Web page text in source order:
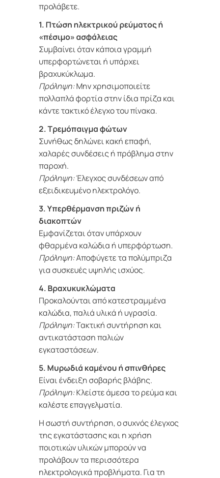
προλάβετε.
1. Πτώση ηλεκτρικού ρεύματος ή
«πέσιμο» ασφάλειας
Συμβαίνει όταν κάποια γραμμή
υπερφορτώνεται ή υπάρχει
βραχυκύκλωμα.
Πρόληψη:Μην χρησιμοποιείτε
πολλαπλά φορτία στην ίδια πρίζα και
κάντε τακτικό έλεγχο του πίνακα.
2. Τρεμόπαιγμα φώτων
Συνήθως δηλώνει κακή επαφή,
χαλαρές συνδέσεις ή πρόβλημα στην
παροχή.
Πρόληψη:Έλεγχος συνδέσεων από
εξειδικευμένο ηλεκτρολόγο.
3. Υπερθέρμανση πριζών ή
διακοπτών
Εμφανίζεται όταν υπάρχουν
φθαρμένα καλώδια ή υπερφόρτωση.
Πρόληψη:Αποφύγετε τα πολύμπριζα
για συσκευές υψηλής ισχύος.
4. Βραχυκυκλώματα
Προκαλούνται από κατεστραμμένα
καλώδια, παλιά υλικά ή υγρασία.
Πρόληψη:Τακτική συντήρηση και
αντικατάσταση παλιών
εγκαταστάσεων.
5. Μυρωδιά καμένου ή σπινθήρες
Είναι ένδειξη σοβαρής βλάβης.
Πρόληψη:Κλείστε άμεσα το ρεύμα και
καλέστε επαγγελματία.
Η σωστή συντήρηση, ο συχνός έλεγχος
της εγκατάστασης και η χρήση
ποιοτικών υλικών μπορούν να
προλάβουν τα περισσότερα
ηλεκτρολογικά προβλήματα. Για τη